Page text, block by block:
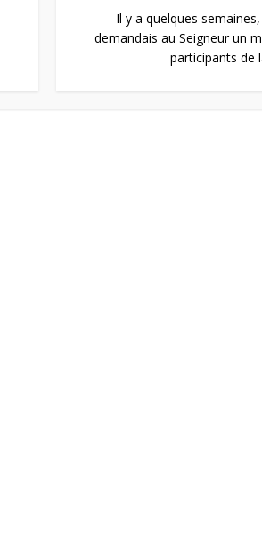
Il y a quelques
demandais au Seigneur un
participants de